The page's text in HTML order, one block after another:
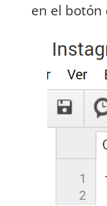
en el botón